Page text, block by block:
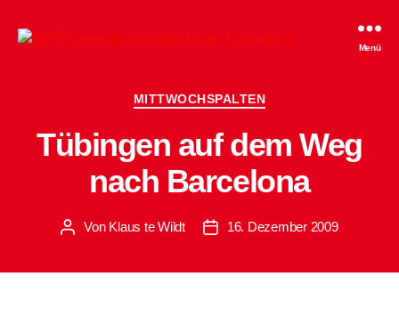
SPD-
Menü
Kategorien
MITTWOCHSPALTEN
Tübingen auf dem Weg
nach Barcelona
Beitragsautor
Von Klaus te Wildt Beitragsdatum
16. Dezember 2009